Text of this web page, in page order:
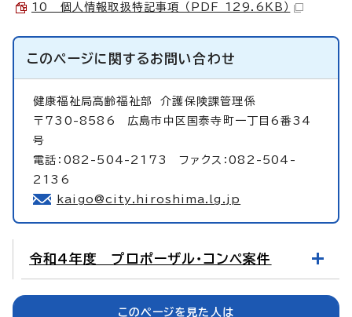
10 個人情報取扱特記事項 （PDF 129.6KB）
このページに関するお問い合わせ
健康福祉局高齢福祉部介護保険課管理係
〒730-8586 広島市中区国泰寺町一丁目6番34
号
電話：082-504-2173 ファクス：082-504-
2136
kaigo@city.hiroshima.lg.jp
令和4年度 プロポーザル・コンペ案件
このページを見た人は